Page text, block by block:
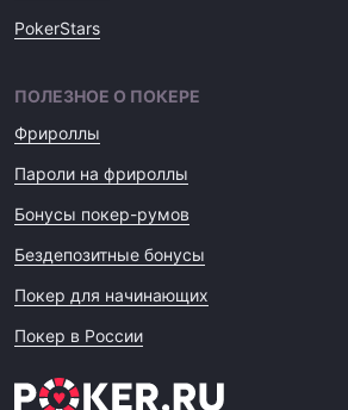
PokerStars
ПОЛЕЗНОЕ О ПОКЕРЕ
Фрироллы
Пароли на фрироллы
Бонусы покер-румов
Бездепозитные бонусы
Покер для начинающих
Покер в России